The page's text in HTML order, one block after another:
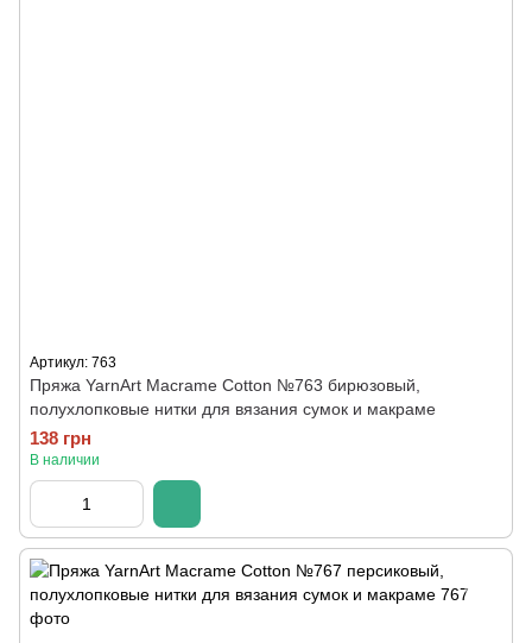
Артикул: 763
Пряжа YarnArt Macrame Cotton №763 бирюзовый,
полухлопковые нитки для вязания сумок и макраме
138 грн
В наличии